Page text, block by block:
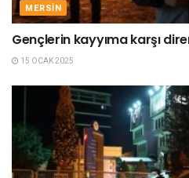
MERSIN
Gençlerin kayyıma karşı
15 OCAK 2025